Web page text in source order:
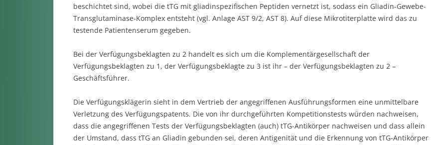
beschichtet sind, wobei die tTG mit gliadinspezifischen Peptiden vernetzt ist, sodass ein Gliadin-Gewebe-
Transglutaminase-Komplex entsteht (vgl. Anlage AST 9/2, AST 8). Auf diese Mikrotiterplatte wird das zu
testende Patientenserum gegeben.
Bei der Verfügungsbeklagten zu 2 handelt es sich um die Komplementärgesellschaft der
Verfügungsbeklagten zu 1, der Verfügungsbeklagte zu 3 ist ihr – der Verfügungsbeklagten zu 2 –
Geschäftsführer.
Die Verfügungsklägerin sieht in dem Vertrieb der angegriffenen Ausführungsformen eine unmittelbare
Verletzung des Verfügungspatents. Die von ihr durchgeführten Kompetitionstests würden nachweisen,
dass die angegriffenen Tests der Verfügungsbeklagten (auch) tTG-Antikörper nachweisen und dass allein
der Umstand, dass tTG an Gliadin gebunden sei, deren Antigenität und die Erkennung von tTG-Antikörper